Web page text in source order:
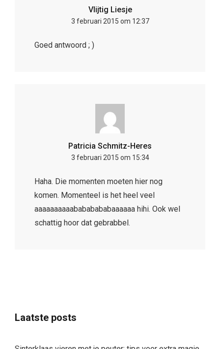
Vlijtig Liesje
3 februari 2015 om 12:37
Goed antwoord ; )
Patricia Schmitz-Heres
3 februari 2015 om 15:34
Haha. Die momenten moeten hier nog
komen. Momenteel is het heel veel
aaaaaaaaaabababababaaaaaa hihi. Ook wel
schattig hoor dat gebrabbel.
Laatste posts